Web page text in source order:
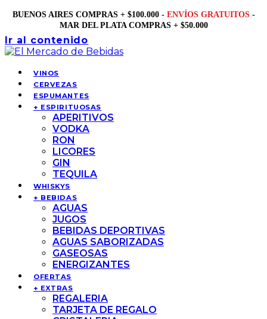
BUENOS AIRES COMPRAS + $100.000 - ENVÍOS GRATUITOS -
MAR DEL PLATA COMPRAS + $50.000
Ir al contenido
VINOS
CERVEZAS
ESPUMANTES
+ ESPIRITUOSAS
APERITIVOS
VODKA
RON
LICORES
GIN
TEQUILA
WHISKYS
+ BEBIDAS
AGUAS
JUGOS
BEBIDAS DEPORTIVAS
AGUAS SABORIZADAS
GASEOSAS
ENERGIZANTES
OFERTAS
+ EXTRAS
REGALERIA
TARJETA DE REGALO